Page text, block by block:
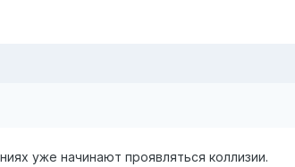
уже начинают проявляться коллизии.